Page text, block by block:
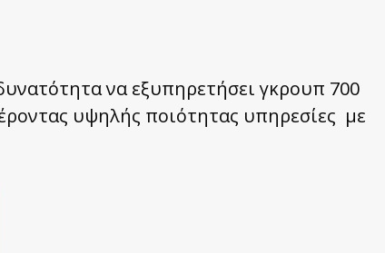
να εξυπηρετήσει γκρουπ 700
υψηλής ποιότητας υπηρεσίες με